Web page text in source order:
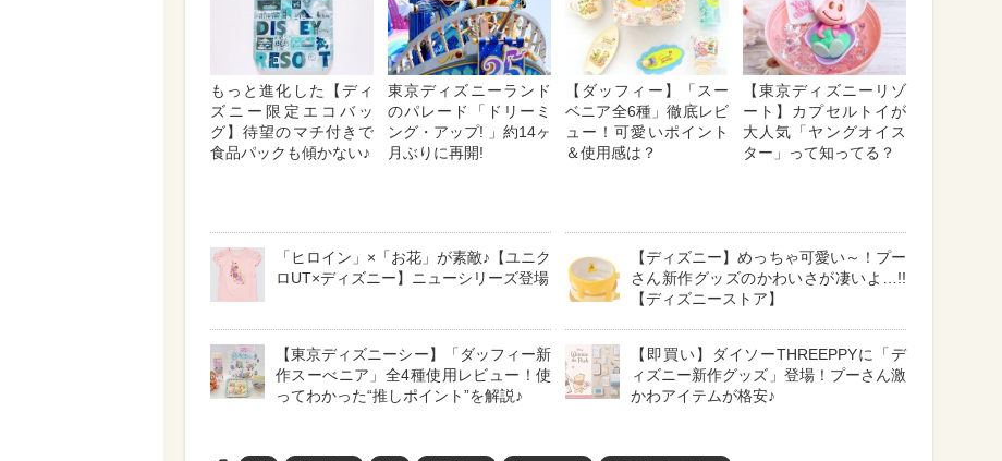
もっと進化した【ディ
ズニー限定エコバッ
グ】待望のマチ付きで
食品パックも傾かない♪
東京ディズニーランド
のパレード「ドリーミ
ング・アップ! 」約14ヶ
月ぶりに再開!
【ダッフィー】「スー
ベニア全6種」徹底レビ
ュー！可愛いポイント
＆使用感は？
【東京ディズニーリゾ
ート】カプセルトイが
大人気「ヤングオイス
ター」って知ってる？
「ヒロイン」×「お花」が素敵♪【ユニク
ロUT×ディズニー】ニューシリーズ登場
【ディズニー】めっちゃ可愛い～！プー
さん新作グッズのかわいさが凄いよ…!!
【ディズニーストア】
【東京ディズニーシー】「ダッフィー新
作スーべニア」全4種使用レビュー！使
ってわかった“推しポイント”を解説♪
【即買い】ダイソーTHREEPPYに「デ
ィズニー新作グッズ」登場！プーさん激
かわアイテムが格安♪